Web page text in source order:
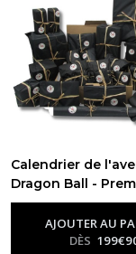
Calendrier de
Dragon Ball -
-Calendriers De L’avent
Personnalisés Par
AJOUTER AU
DÈS 199€